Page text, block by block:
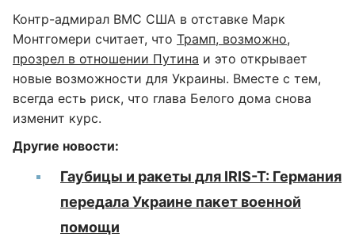
Контр-адмирал ВМС США в отставке Марк
Монтгомери считает, что Трамп, возможно,
прозрел в отношении Путина и это открывает
новые возможности для Украины. Вместе с тем,
всегда есть риск, что глава Белого дома снова
изменит курс.
Другие новости:
Гаубицы и ракеты для IRIS-T: Германия
передала Украине пакет военной
помощи